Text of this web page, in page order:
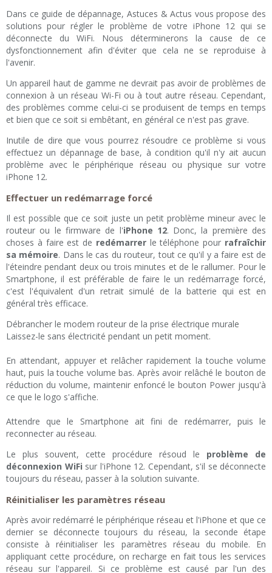
Dans ce guide de dépannage, Astuces & Actus vous propose des
solutions pour régler le problème de votre iPhone 12 qui se
déconnecte du WiFi. Nous déterminerons la cause de ce
dysfonctionnement afin d'éviter que cela ne se reproduise à
l'avenir.
Un appareil haut de gamme ne devrait pas avoir de problèmes de
connexion à un réseau Wi-Fi ou à tout autre réseau. Cependant,
des problèmes comme celui-ci se produisent de temps en temps
et bien que ce soit si embêtant, en général ce n'est pas grave.
Inutile de dire que vous pourrez résoudre ce problème si vous
effectuez un dépannage de base, à condition qu'il n'y ait aucun
problème avec le périphérique réseau ou physique sur votre
iPhone 12.
Effectuer un redémarrage forcé
Il est possible que ce soit juste un petit problème mineur avec le
routeur ou le firmware de l'iPhone 12. Donc, la première des
choses à faire est de redémarrerle téléphone pour rafraîchir
sa mémoire. Dans le cas du routeur, tout ce qu'il y a faire est de
l'éteindre pendant deux ou trois minutes et de le rallumer. Pour le
Smartphone, il est préférable de faire le un redémarrage forcé,
c'est l'équivalent d'un retrait simulé de la batterie qui est en
général très efficace.
Débrancher le modem routeur de la prise électrique murale
Laissez-le sans électricité pendant un petit moment.
En attendant, appuyer et relâcher rapidement la touche volume
haut, puis la touche volume bas. Après avoir relâché le bouton de
réduction du volume, maintenir enfoncé le bouton Power jusqu'à
ce que le logo s'affiche.
Attendre que le Smartphone ait fini de redémarrer, puis le
reconnecter au réseau.
Le plus souvent, cette procédure résoud le problème de
déconnexion WiFi sur l'iPhone 12. Cependant, s'il se déconnecte
toujours du réseau, passer à la solution suivante.
Réinitialiser les paramètres réseau
Après avoir redémarré le périphérique réseau et l'iPhone et que ce
dernier se déconnecte toujours du réseau, la seconde étape
consiste à réinitialiser les paramètres réseau du mobile. En
appliquant cette procédure, on recharge en fait tous les services
réseau sur l'appareil. Si ce problème est causé par l'un des